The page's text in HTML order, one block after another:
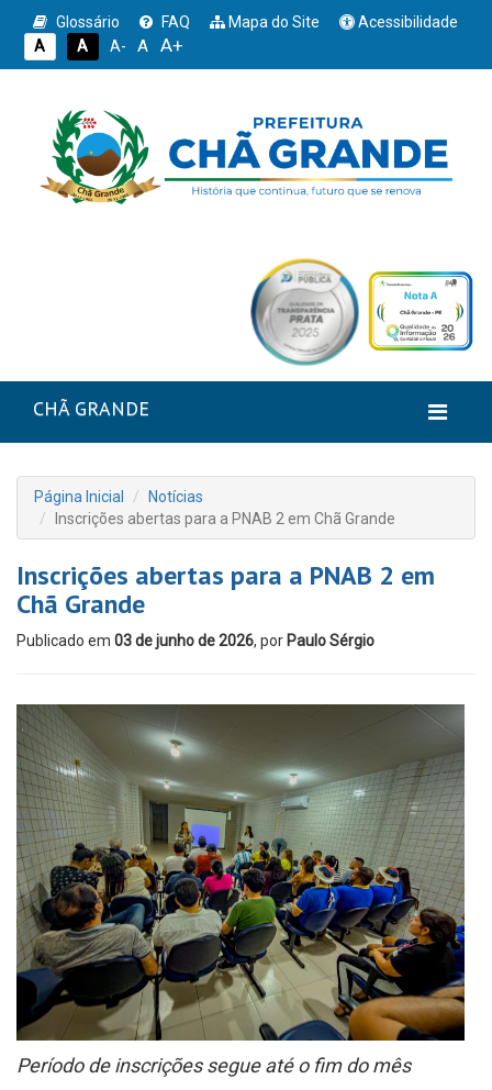
Glossário FAQ Mapa do Site
Acessibilidade
A
A A- A A+
CHÃ GRANDE
Página Inicial
Notícias
Inscrições abertas para a PNAB 2 em Chã Grande
Inscrições abertas para a PNAB 2 em
Chã Grande
Publicado em 03 de junho de 2026, por Paulo Sérgio
Período de inscrições segue até o fim do mês